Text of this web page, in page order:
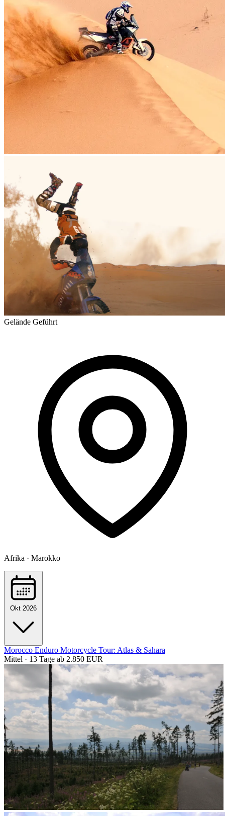
Gelände Geführt
Afrika · Marokko
Okt 2026
Morocco Enduro Motorcycle Tour: Atlas & Sahara
Mittel · 13 Tage ab 2.850 EUR